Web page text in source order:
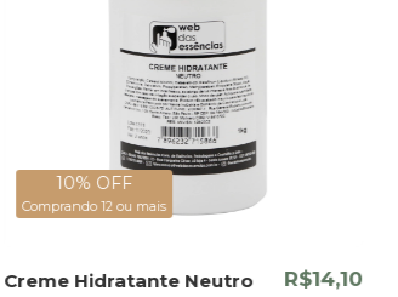
10% OFF
Comprando 12 ou mais
Creme Hidratante Neutro
R$14,10